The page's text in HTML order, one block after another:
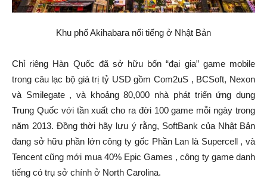
Khu phố Akihabara nổi tiếng ở Nhật Bản
Chỉ riêng Hàn Quốc đã sở hữu bốn “đại gia” game mobile
trong câu lạc bộ giá trị tỷ USD gồm Com2uS , BCSoft, Nexon
và Smilegate , và khoảng 80,000 nhà phát triển ứng dụng
Trung Quốc với tần xuất cho ra đời 100 game mỗi ngày trong
năm 2013. Đồng thời hãy lưu ý rằng, SoftBank của Nhật Bản
đang sở hữu phần lớn công ty gốc Phần Lan là Supercell , và
Tencent cũng mới mua 40% Epic Games , công ty game danh
tiếng có trụ sở chính ở North Carolina.